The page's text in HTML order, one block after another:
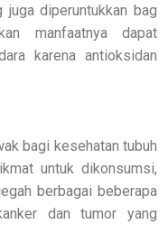
diperuntukkan bag
manfaatnya dapat
karena antioksidan
bagi kesehatan tubuh
untuk dikonsumsi,
berbagai beberapa
dan tumor yang